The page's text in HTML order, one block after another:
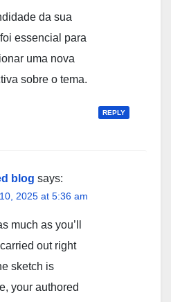
da sua
essencial para
uma nova
sobre o tema.
REPLY
blog says:
2025 at 5:36 am
much as you’ll
out right
sketch is
your authored